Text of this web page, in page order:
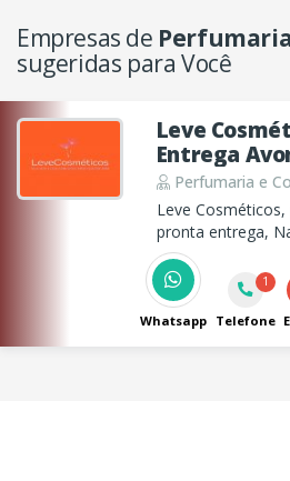
Empresas de
sugeridas para Você
Leve
Entrega
Perfumaria e
Leve
pronta entrega,
Eudora, Hinodê,
kay, O Boticário,
Whatsapp
1
Telefone